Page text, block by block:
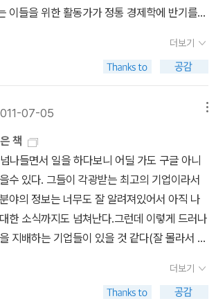
을 주창하는 뉴욕과 샌프란시스코 같은 곳의
당하기 버거운 수준이다.공공 주택 공급에 어떤
텍사스가 지금 미국에서 저렴한 주택 건설에
확대를 허용해야 한다.10. 소로의 경우와 마찬
기는 중요한 한 가지를 시사한다. 그것은 도시
간보다 환경에 적합하다는 것이다. 숲 속 생활
는 좋은 방법이 되지도 모르지만 콘크리트 정
은 훨씬 더 친환경적이다. 우리 인간들은 파괴
럼 우리가 일부러 그렇게하지 않을 때라도 그
을 태우기 때문에 결과적으로 주변 환경에 해
한다면 자연으로부터 떨어져살아야 한다. 19
에 가하는 피해를 최소화할 수 있다고 주장했
주장에 대해 그의 저서 『그린 메트로폴리스(G
, 클로드 르방송의 <달라이 라마 평전>(바움,
미코의 티베트 입문서 <티베트, 달라이 라마의
에드워드 글레이저의 <도시의 승리>(해냄, 2
도시경제학을 강의하는 저자의 도시예찬론으
군말은 보태지 않는다. 다만 균형을 잡자면 그
보는 게 좋겠다. 정진열/김형재의 <이면의 도
과 이경훈의 <서울은 도시가 아니다>(푸른
약 '도시가 아니라면' 도시예찬론에서도 비껴나
애 실장이 고른 과학책은 조홍섭의 <한반도 자
판, 2011)이다. 저자는 한겨레신문의 환경전문
의 수수께끼>(고즈윈, 2005), <프랑켄슈타인
책은 '한반도를 누비며 발품을 팔고 과학자들의
토론한 결과가 글과 함께 사진, 일러스트와
가 6만 명에서 80만 명으로 급증하면서 뉴욕
이었다. 하지만 20세기 중반 이후 뉴욕의 제조업
갖지 못하게 됐고 경제는 쇠퇴해갔다. 그렇다
은 아이디어 산업과 금융업을 통해 재기에 성
는 대도시가 갖는 인접성, 혼잡성, 친밀성에서
거주민들을 서로 연결시켜줌으로써 생산성과
는 것이다. 인간의 협력이 문명의 발전을 가
이라면 그것은 도시의 존재 이유이기도 하다.
가능하게 하고 또 적극적으로 요구하는 공간이
승리>에서 도시 일반론을 학습한 다음이라면
<도시는 역사다>(서해문집, 2011)를 통해서
의 역사에도 관심을 가져볼 수 있겠다. 세계 주
장과정, 공간구조, 도시 문화와 도시 이미지 등
즐거운 일일 것이다.
이들을 위한 활동가가 정통 경제학에 반기를
보고 사회화하는 게 가능할까. 경제의 발전이
환경불평등과 환경파괴를 가져온 이때, 그의
탕으로 한 경제관이 민주주의를 회복시킬 수 있을
국이 파산하는 날/담비사 모요/김종수(옮긴
인 제목이지만, ‘바람’이 아니라, ‘예측 가능한
한 번도 상상해보지 않았지만, 미국경제가 바탕
한번쯤 미뤄 예상해 봐야할 일이다. 미국 경제
못된 경제 정책, 문화, 소비는 다만 미국만의 일
국 태생 순수 아프리카인의 서구경제학 몰락과
대한 통찰력이 궁금하다.도시의 승리/에드워드
이)/해냄 내게 도시는 반환경적이며, 빈곤격차
하는 공간이다. 숲을 밀어내고 도시를 세운 인
이 아니라 사막화와 환경 등 지구 존폐 위기의
더보기
07-05
책
나들면서 일을 하다보니 어딜 가도 구글 아니
수 있다. 그들이 각광받는 최고의 기업이라서
야의 정보는 너무도 잘 알려져있어서 아직 나
한 소식까지도 넘쳐난다.그런데 이렇게 드러나
지배하는 기업들이 있을 것 같다(잘 몰라서 추
급되지만 그 중요성은 미루어 짐작이 된다.새
같은 기대감에 이렇게 이 책을 고른다. 수십년
더보기